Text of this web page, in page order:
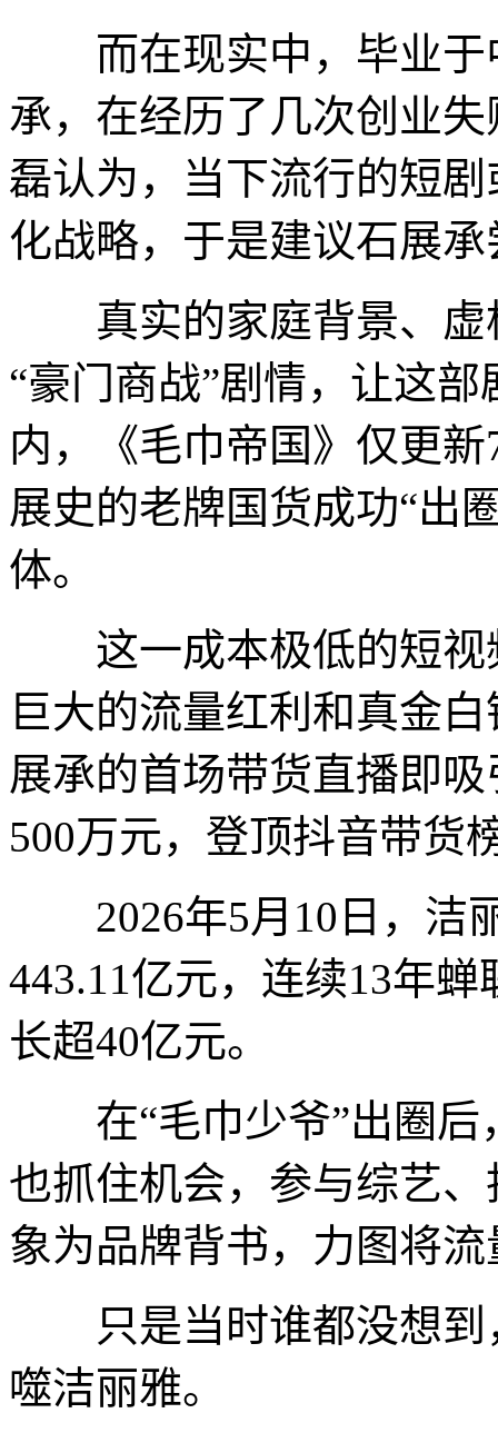
而在现实中，毕业于
承，在经历了几次创业
磊认为，当下流行的短
化战略，于是建议石展
真实的家庭背景、虚
“豪门商战”剧情，让这
内，《毛巾帝国》仅更
展史的老牌国货成功“出
体。
这一成本极低的短视
巨大的流量红利和真金
展承的首场带货直播即
500万元，登顶抖音带货
2026年5月10日，洁
443.11亿元，连续13年
长超40亿元。
在“毛巾少爷”出圈后
也抓住机会，参与综艺
象为品牌背书，力图将
只是当时谁都没想到
噬洁丽雅。